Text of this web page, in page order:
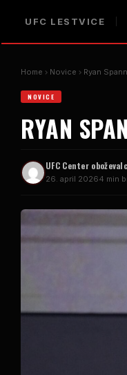
UFC LESTVICE
Home Novice Ryan
NOVICE
RYAN
UFCCenter
26. april 20264 min